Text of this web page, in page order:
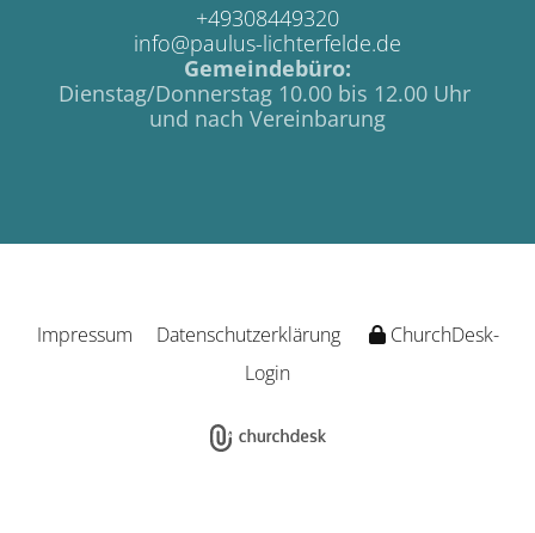
+49308449320
info@paulus-lichterfelde.de
Gemeindebüro:
Dienstag/Donnerstag 10.00 bis 12.00 Uhr
und nach Vereinbarung
Impressum Datenschutzerklärung
ChurchDesk-
Login